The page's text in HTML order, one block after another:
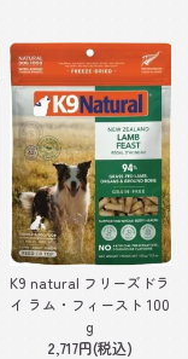
K9 natural フリーズドラ
イ ラム・フィースト 100
g
2,717円(税込)